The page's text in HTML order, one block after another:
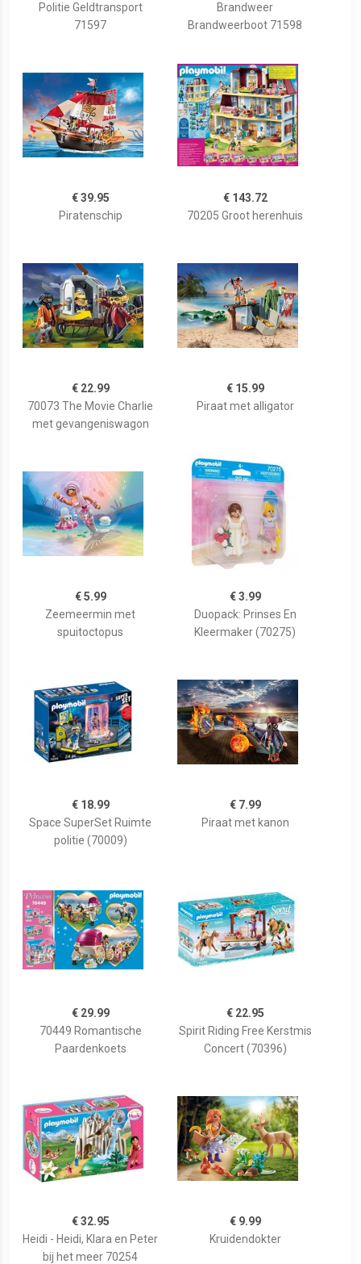
Politie Geldtransport
71597
Brandweer
Brandweerboot 71598
€ 39.95
Piratenschip
€ 143.72
70205 Groot herenhuis
€ 22.99
70073 The Movie Charlie
met gevangeniswagon
€ 15.99
Piraat met alligator
€ 5.99
Zeemeermin met
spuitoctopus
€ 3.99
Duopack: Prinses En
Kleermaker (70275)
€ 18.99
Space SuperSet Ruimte
politie (70009)
€ 7.99
Piraat met kanon
€ 29.99
70449 Romantische
Paardenkoets
€ 22.95
Spirit Riding Free Kerstmis
Concert (70396)
€ 32.95
Heidi - Heidi, Klara en Peter
bij het meer 70254
€ 9.99
Kruidendokter